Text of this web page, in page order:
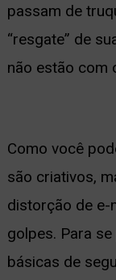
passam de
“resgate” de
não estão com
Como você
são criativos,
distorção de e-
golpes. Para
básicas de